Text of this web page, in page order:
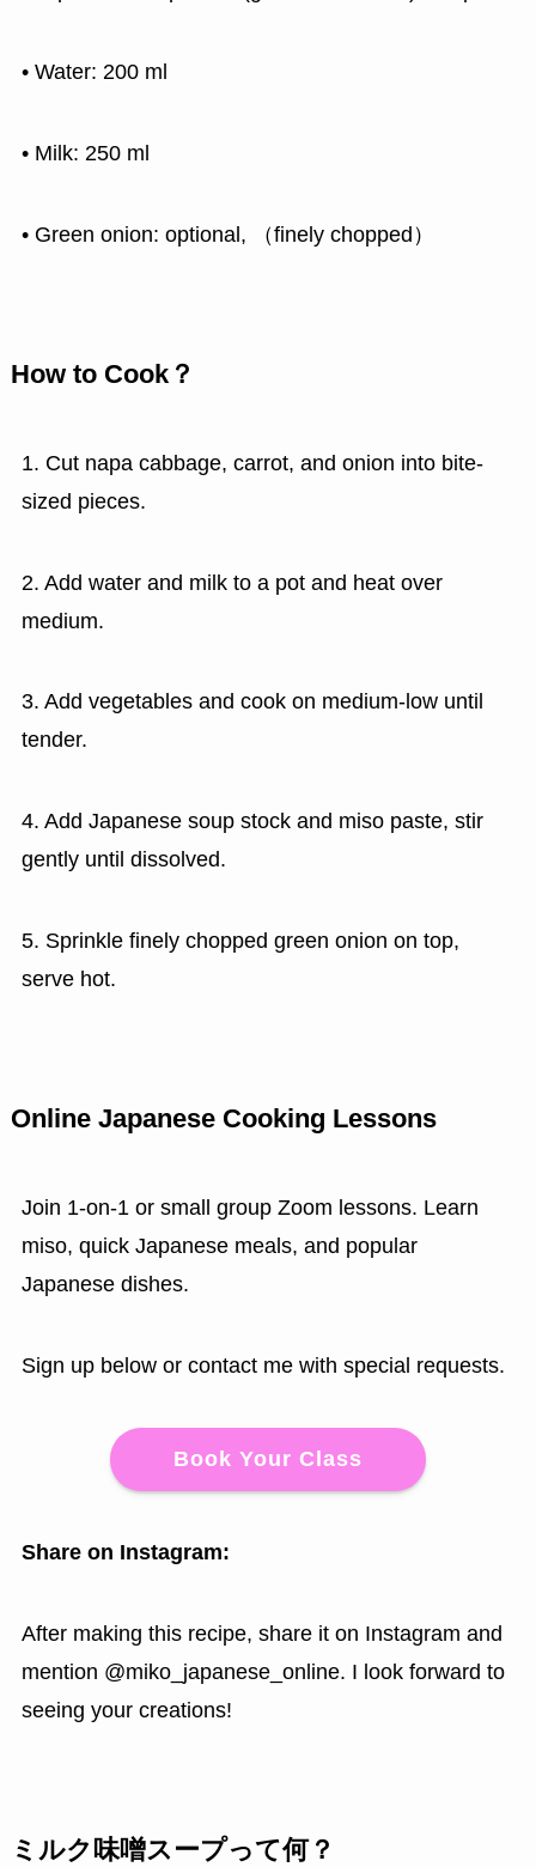
• Water: 200 ml
• Milk: 250 ml
• Green onion: optional, （finely chopped）
How to Cook？
1. Cut napa cabbage, carrot, and onion into bite-
sized pieces.
2. Add water and milk to a pot and heat over
medium.
3. Add vegetables and cook on medium-low until
tender.
4. Add Japanese soup stock and miso paste, stir
gently until dissolved.
5. Sprinkle finely chopped green onion on top,
serve hot.
Online Japanese Cooking Lessons
Join 1-on-1 or small group Zoom lessons. Learn
miso, quick Japanese meals, and popular
Japanese dishes.
Sign up below or contact me with special requests.
Book Your Class
Share on Instagram:
After making this recipe, share it on Instagram and
mention @miko_japanese_online. I look forward to
seeing your creations!
ミルク味噌スープって何？